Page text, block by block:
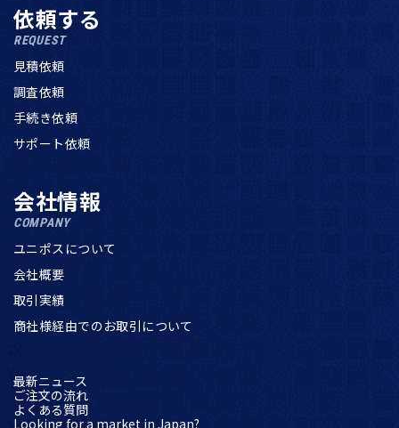
依頼する
REQUEST
見積依頼
調査依頼
手続き依頼
サポート依頼
会社情報
COMPANY
ユニポスについて
会社概要
取引実績
商社様経由でのお取引について
最新ニュース
ご注文の流れ
よくある質問
Looking for a market in Japan?